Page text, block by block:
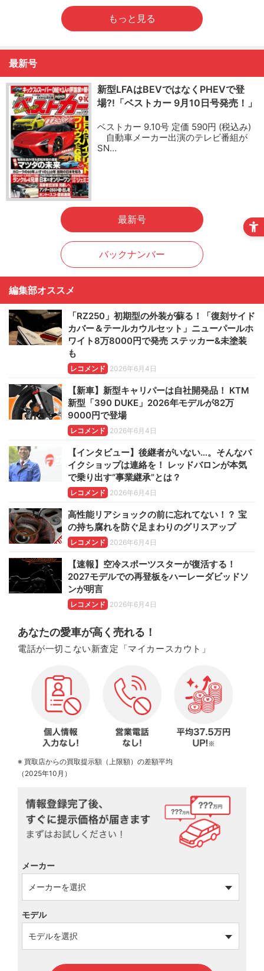
もっと見る
最新号
新型LFAはBEVではなくPHEVで登
場?!「ベストカー 9月10日号発売！」
ベストカー 9.10号 定価 590円 (税込み)
自動車メーカー出演のテレビ番組が
SN…
最新号
バックナンバー
編集部オススメ
「RZ250」初期型の外装が蘇る！「復刻サイド
カバー＆テールカウルセット」ニューパールホ
ワイト8万8000円で発売 ステッカー&未塗装
も
レコメンド 2026年6月4日
【新車】新型キャリパーは自社開発品！ KTM
新型「390 DUKE」2026年モデルが82万
9000円で登場
レコメンド 2026年6月4日
【インタビュー】後継者がいない…。そんなバ
イクショップは連絡を！ レッドバロンが本気
で乗り出す“事業継承”とは？
レコメンド 2026年6月4日
高性能リアショックの前に忘れてない！？ 宝
の持ち腐れを防ぐ足まわりのグリスアップ
レコメンド 2026年6月4日
【速報】空冷スポーツスターが復活する！
2027モデルでの再登板をハーレーダビッドソ
ンが明言
レコメンド 2026年6月4日
あなたの愛車が高く売れる！
電話が一切こない新査定「マイカースカウト」
※ 買取店からの買取提示額（上限額）の差額平均
（2025年10月）
メーカー
モデル